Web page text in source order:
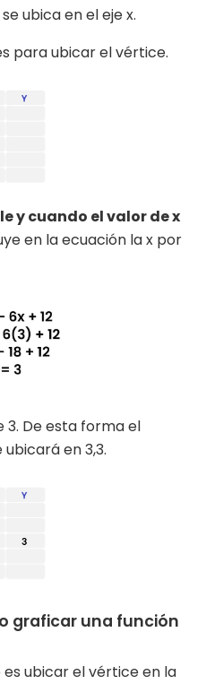
ubica en el eje x.
para ubicar el vértice.
y cuando el valor de x
en la ecuación la x por
3. De esta forma el
en 3,3.
graficar una función
ubicar el vértice en la